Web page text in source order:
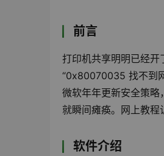
前言
打印机共享明明已经开
“0x80070035 找不到
微软年年更新安全策
就瞬间瘫痪。网上教程
软件介绍